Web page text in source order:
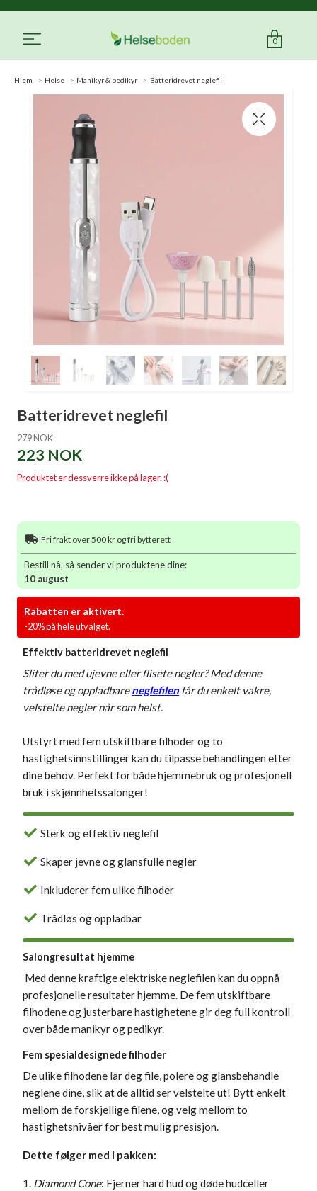
0
Hjem Helse Manikyr & pedikyr Batteridrevet neglefil
Batteridrevet neglefil
279 NOK
223 NOK
Produktet er dessverre ikke på lager. :(
Fri frakt over 500 kr og fri bytterett
Bestill nå, så sender vi produktene dine:
10 august
Rabatten er aktivert.
-20% på hele utvalget.
Effektiv batteridrevet neglefil
Sliter du med ujevne eller flisete negler? Med denne
trådløse og oppladbareneglefilen får du enkelt vakre,
velstelte negler når som helst.
Utstyrt med fem utskiftbare filhoder og to
hastighetsinnstillinger kan du tilpasse behandlingen etter
dine behov. Perfekt for både hjemmebruk og profesjonell
bruk i skjønnhetssalonger!
Sterk og effektiv neglefil
Skaper jevne og glansfulle negler
Inkluderer fem ulike filhoder
Trådløs og oppladbar
Salongresultat hjemme
Med denne kraftige elektriske neglefilen kan du oppnå
profesjonelle resultater hjemme. De fem utskiftbare
filhodene og justerbare hastighetene gir deg full kontroll
over både manikyr og pedikyr.
Fem spesialdesignede filhoder
De ulike filhodene lar deg file, polere og glansbehandle
neglene dine, slik at de alltid ser velstelte ut! Bytt enkelt
mellom de forskjellige filene, og velg mellom to
hastighetsnivåer for best mulig presisjon.
Dette følger med i pakken:
1. Diamond Cone: Fjerner hard hud og døde hudceller